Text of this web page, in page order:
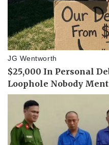
Pháp luật
Vụ án
Tin nóng
Tư vấn luật